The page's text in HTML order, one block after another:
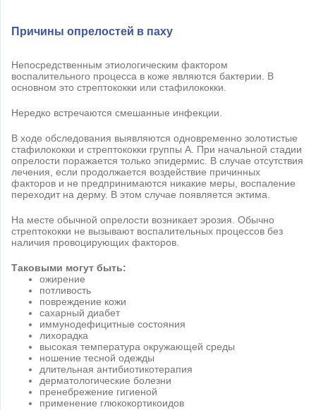
Причины опрелостей в паху
Непосредственным этиологическим фактором
воспалительного процесса в коже являются бактерии. В
основном это стрептококки или стафилококки.
Нередко встречаются смешанные инфекции.
В ходе обследования выявляются одновременно золотистые
стафилококки и стрептококки группы А. При начальной стадии
опрелости поражается только эпидермис. В случае отсутствия
лечения, если продолжается воздействие причинных
факторов и не предпринимаются никакие меры, воспаление
переходит на дерму. В этом случае появляется эктима.
На месте обычной опрелости возникает эрозия. Обычно
стрептококки не вызывают воспалительных процессов без
наличия провоцирующих факторов.
Таковыми могут быть:
ожирение
потливость
повреждение кожи
сахарный диабет
иммунодефицитные состояния
лихорадка
высокая температура окружающей среды
ношение тесной одежды
длительная антибиотикотерапия
дерматологические болезни
пренебрежение гигиеной
применение глюкокортикоидов